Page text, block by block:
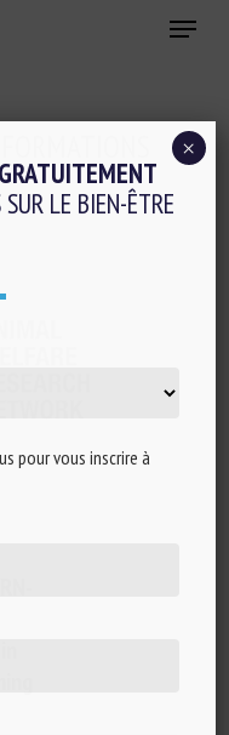
Menu
LE BIEN-ÊTRE
pour vous inscrire à
×